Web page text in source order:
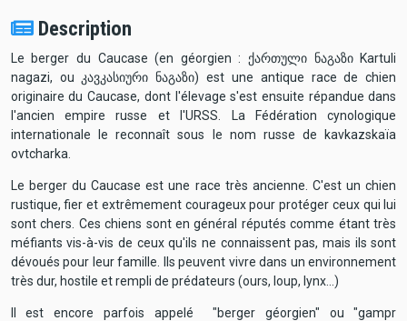
Description
Le berger du Caucase (en géorgien : ქართული ნაგაზი Kartuli
nagazi, ou კავკასიური ნაგაზი) est une antique race de chien
originaire du Caucase, dont l'élevage s'est ensuite répandue dans
l'ancien empire russe et l'URSS. La Fédération cynologique
internationale le reconnaît sous le nom russe de kavkazskaïa
ovtcharka.
Le berger du Caucase est une race très ancienne. C'est un chien
rustique, fier et extrêmement courageux pour protéger ceux qui lui
sont chers. Ces chiens sont en général réputés comme étant très
méfiants vis-à-vis de ceux qu'ils ne connaissent pas, mais ils sont
dévoués pour leur famille. Ils peuvent vivre dans un environnement
très dur, hostile et rempli de prédateurs (ours, loup, lynx...)
Il est encore parfois appelé "berger géorgien" ou "gampr